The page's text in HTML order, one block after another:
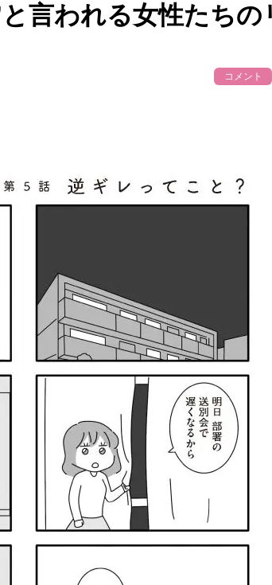
言われる女性たちの
コメント